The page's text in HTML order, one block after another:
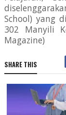
School) yang
302 Manyili
Magazine)
SHARE THIS